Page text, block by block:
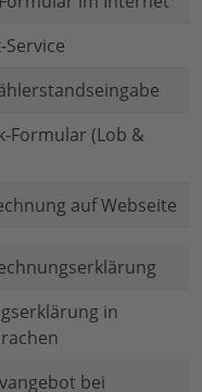
Service
Formular (Lob &
auf Webseite
in
bei